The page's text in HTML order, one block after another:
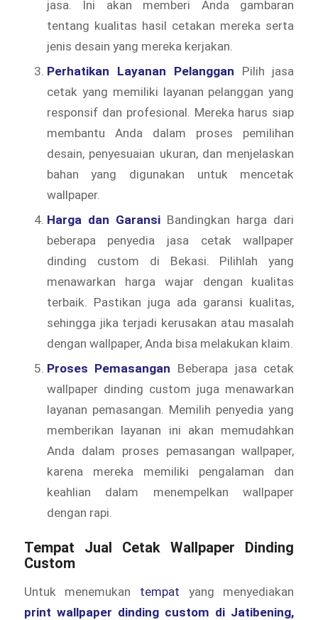
jasa. Ini akan memberi Anda gambaran
tentang kualitas hasil cetakan mereka serta
jenis desain yang mereka kerjakan.
Perhatikan Layanan Pelanggan Pilih jasa
cetak yang memiliki layanan pelanggan yang
responsif dan profesional. Mereka harus siap
membantu Anda dalam proses pemilihan
desain, penyesuaian ukuran, dan menjelaskan
bahan yang digunakan untuk mencetak
wallpaper.
Harga dan Garansi Bandingkan harga dari
beberapa penyedia jasa cetak wallpaper
dinding custom di Bekasi. Pilihlah yang
menawarkan harga wajar dengan kualitas
terbaik. Pastikan juga ada garansi kualitas,
sehingga jika terjadi kerusakan atau masalah
dengan wallpaper, Anda bisa melakukan klaim.
Proses Pemasangan Beberapa jasa cetak
wallpaper dinding custom juga menawarkan
layanan pemasangan. Memilih penyedia yang
memberikan layanan ini akan memudahkan
Anda dalam proses pemasangan wallpaper,
karena mereka memiliki pengalaman dan
keahlian dalam menempelkan wallpaper
dengan rapi.
Tempat Jual Cetak Wallpaper Dinding
Custom
Untuk menemukan tempat yang menyediakan
print wallpaper dinding custom di Jatibening,